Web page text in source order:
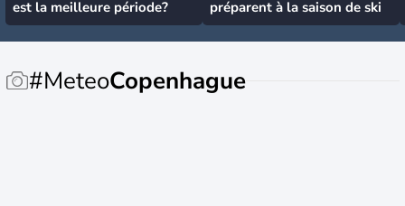
est la meilleure période?
préparent à la saison de ski
#MeteoCopenhague